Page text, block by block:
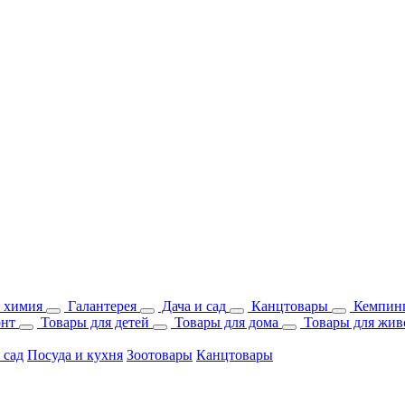
химия Галантерея Дача и сад Канцтовары
Товары для детей Товары для дома Товары для
Посуда и кухня Зоотовары Канцтовары